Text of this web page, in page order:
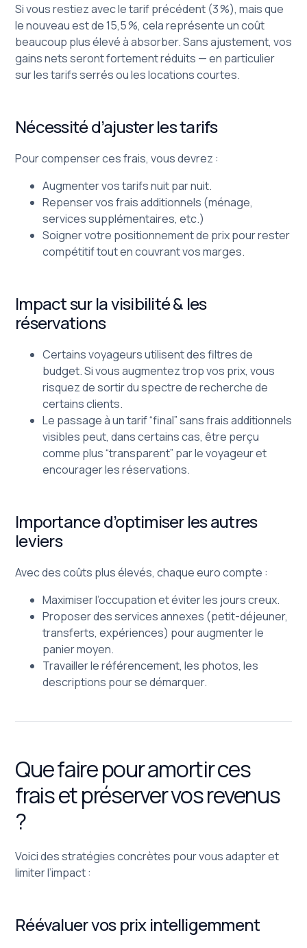
Si vous restiez avec le tarif précédent (3 %), mais que
le nouveau est de 15,5 %, cela représente un coût
beaucoup plus élevé à absorber. Sans ajustement, vos
gains nets seront fortement réduits — en particulier
sur les tarifs serrés ou les locations courtes.
Nécessité d’ajuster les tarifs
Pour compenser ces frais, vous devrez :
Augmenter vos tarifs nuit par nuit.
Repenser vos frais additionnels (ménage,
services supplémentaires, etc.)
Soigner votre positionnement de prix pour rester
compétitif tout en couvrant vos marges.
Impact sur la visibilité & les
réservations
Certains voyageurs utilisent des filtres de
budget. Si vous augmentez trop vos prix, vous
risquez de sortir du spectre de recherche de
certains clients.
Le passage à un tarif “final” sans frais additionnels
visibles peut, dans certains cas, être perçu
comme plus “transparent” par le voyageur et
encourager les réservations.
Importance d’optimiser les autres
leviers
Avec des coûts plus élevés, chaque euro compte :
Maximiser l’occupation et éviter les jours creux.
Proposer des services annexes (petit-déjeuner,
transferts, expériences) pour augmenter le
panier moyen.
Travailler le référencement, les photos, les
descriptions pour se démarquer.
Que faire pour amortir ces
frais et préserver vos revenus
?
Voici des stratégies concrètes pour vous adapter et
limiter l’impact :
Réévaluer vos prix intelligemment